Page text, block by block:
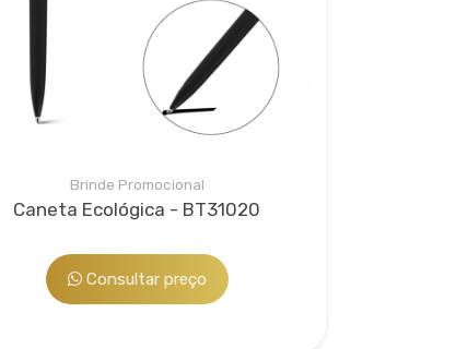
Brinde Promocional
Caneta Ecológica - BT31020
Consultar preço